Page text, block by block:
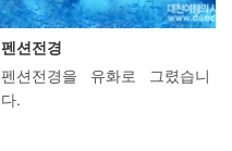
펜션전경
펜션전경을 유화로 그렸습니
다.